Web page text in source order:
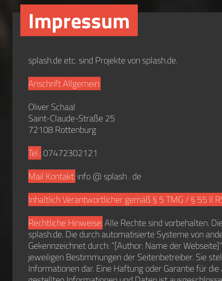
Impressum
splash.de etc. sind Projekte von splash.de.
Anschrift Allgemein:
Oliver Schaal
Saint-Claude-Straße 25
72108 Rottenburg
Tel.: 07472302121
Mail Kontakt: info @ splash . de
Inhaltlich Verantwortlicher gemäß § 5 TMG / § 55 II
Rechtliche Hinweise:Alle Rechte sind vorbehalten.
splash.de. Die durch automatisierte Systeme von
Gekennzeichnet durch: “[Author: Name der
jeweiligen Bestimmungen der Seitenbetreiber. Sie
Informationen dar. Eine Haftung oder Garantie für